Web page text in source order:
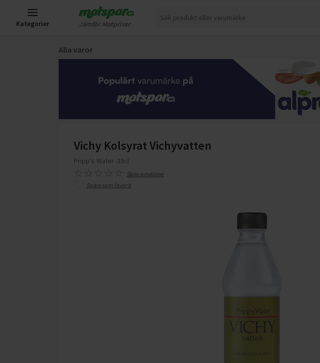
Kategorier Jämför Matpriser
Alla varor
Vichy Kolsyrat Vichyvatten
Pripp's Water 33cl
Skriv omdöme
Spara som favorit